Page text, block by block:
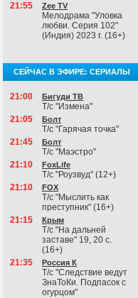
21:55
Zee TV
Мелодрама "Уловка
любви. Серия 102"
(Индия) 2023 г. (16+)
СЕЙЧАС В ЭФИРЕ: СЕРИАЛЫ
21:00 Бигуди ТВ
Т/с "Измена"
21:05
Болт
Т/с "Гарячая точка"
21:45
Болт
Т/с "Маэстро"
21:10
FoxLife
Т/с "Роузвуд" (12+)
21:10
FOX
Т/с "Мыслить как
преступник" (16+)
21:15
Крым
Т/с "На дальней
заставе" 19, 20 с.
(16+)
21:35
Россия К
Т/с "Следствие ведут
ЗнаТоКи. Подпасок с
огурцом"